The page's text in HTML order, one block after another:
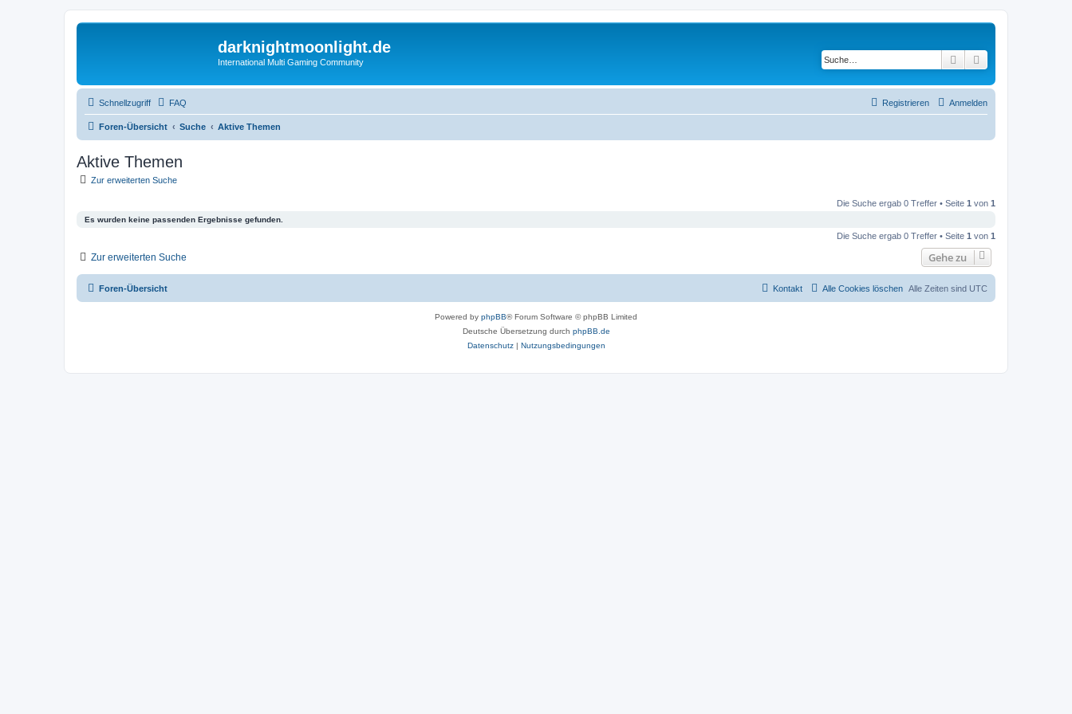
darknightmoonlight.de
International Multi Gaming Community Suche
Schnellzugriff FAQ Anmelden
Registrieren
Foren-Übersicht Suche Aktive Themen
Aktive Themen
Zur erweiterten Suche
Die Suche ergab 0 Treffer • Seite 1 von 1
Es wurden keine passenden Ergebnisse gefunden.
Die Suche ergab 0 Treffer • Seite 1 von 1
Zur erweiterten Suche Gehe zu
Foren-Übersicht Alle Zeiten sind UTC
Alle Cookies löschen
Kontakt
Powered by phpBB® Forum Software © phpBB Limited
Deutsche Übersetzung durch phpBB.de
Datenschutz| Nutzungsbedingungen